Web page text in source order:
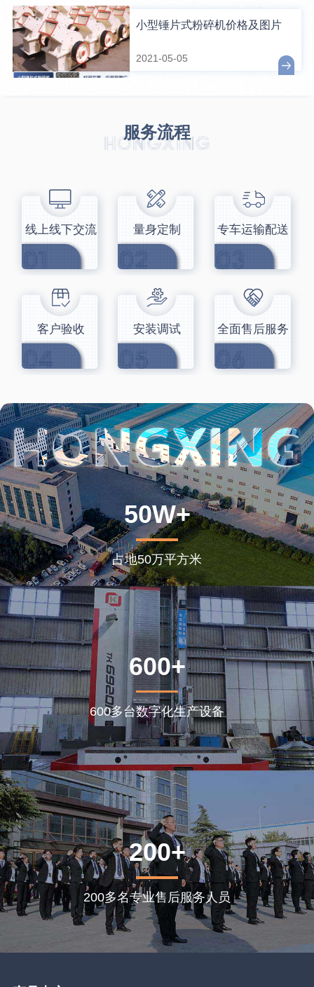
小型锤片式粉碎机价格及图片
2021-05-05
服务流程
线上线下交流 量身定制 专车运输配送
客户验收 安装调试 全面售后服务
50W+
占地50万平方米
600+
600多台数字化生产设备
200+
200多名专业售后服务人员